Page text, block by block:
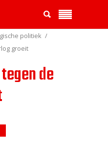
politiek
groeit
de